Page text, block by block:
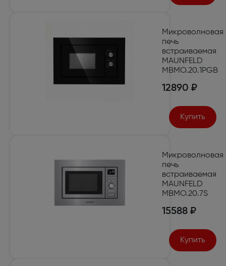
Микроволновая
печь
встраиваемая
MAUNFELD
MBMO.20.1PGB
12890 ₽
Купить
Микроволновая
печь
встраиваемая
MAUNFELD
MBMO.20.7S
15588 ₽
Купить